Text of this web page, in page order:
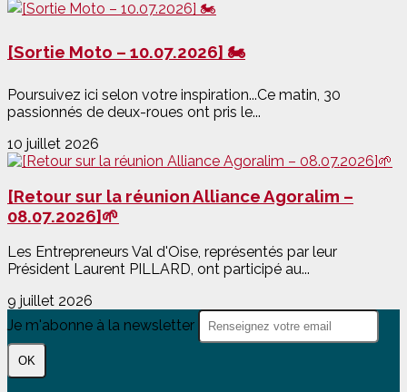
[Sortie Moto – 10.07.2026] 🏍️
Poursuivez ici selon votre inspiration...Ce matin, 30
passionnés de deux-roues ont pris le...
10 juillet 2026
[Retour sur la réunion Alliance Agoralim –
08.07.2026]🌱
Les Entrepreneurs Val d'Oise, représentés par leur
Président Laurent PILLARD, ont participé au...
9 juillet 2026
Je m'abonne à la newsletter
OK